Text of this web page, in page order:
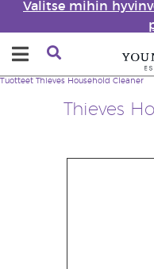
Valitse mihin
Thieves
Tuotteet Thieves Household Cleaner